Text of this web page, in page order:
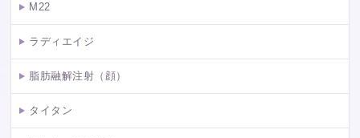
M22
ラディエイジ
脂肪融解注射（顔）
タイタン